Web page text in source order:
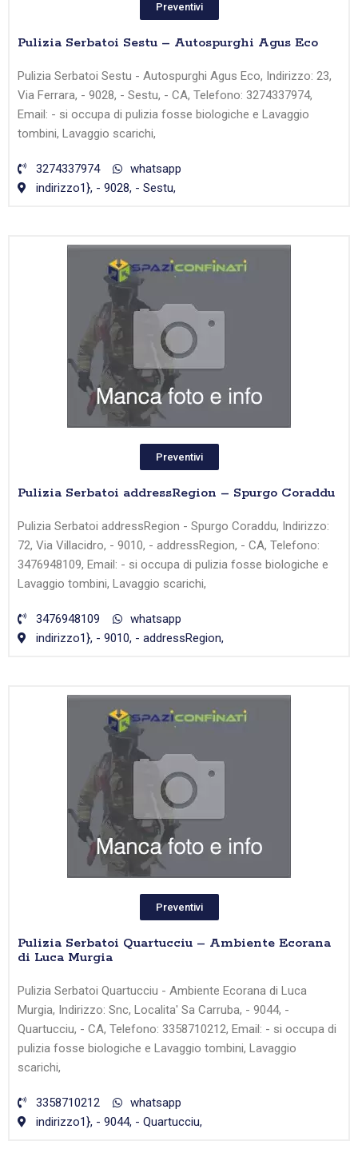
Preventivi
Pulizia Serbatoi Sestu – Autospurghi Agus Eco
Pulizia Serbatoi Sestu - Autospurghi Agus Eco, Indirizzo: 23,
Via Ferrara, - 9028, - Sestu, - CA, Telefono: 3274337974,
Email: - si occupa di pulizia fosse biologiche e Lavaggio
tombini, Lavaggio scarichi,
3274337974
whatsapp
indirizzo1}, - 9028, - Sestu,
Preventivi
Pulizia Serbatoi addressRegion – Spurgo Coraddu
Pulizia Serbatoi addressRegion - Spurgo Coraddu, Indirizzo:
72, Via Villacidro, - 9010, - addressRegion, - CA, Telefono:
3476948109, Email: - si occupa di pulizia fosse biologiche e
Lavaggio tombini, Lavaggio scarichi,
3476948109
whatsapp
indirizzo1}, - 9010, - addressRegion,
Preventivi
Pulizia Serbatoi Quartucciu – Ambiente Ecorana
di Luca Murgia
Pulizia Serbatoi Quartucciu - Ambiente Ecorana di Luca
Murgia, Indirizzo: Snc, Localita' Sa Carruba, - 9044, -
Quartucciu, - CA, Telefono: 3358710212, Email: - si occupa di
pulizia fosse biologiche e Lavaggio tombini, Lavaggio
scarichi,
3358710212
whatsapp
indirizzo1}, - 9044, - Quartucciu,